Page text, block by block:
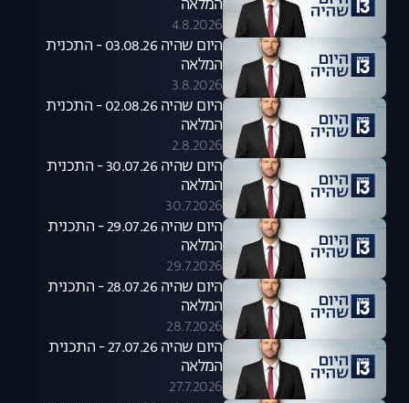
המלאה
4.8.2026
היום שהיה 03.08.26 - התכנית
המלאה
3.8.2026
היום שהיה 02.08.26 - התכנית
המלאה
2.8.2026
היום שהיה 30.07.26 - התכנית
המלאה
30.7.2026
היום שהיה 29.07.26 - התכנית
המלאה
29.7.2026
היום שהיה 28.07.26 - התכנית
המלאה
28.7.2026
היום שהיה 27.07.26 - התכנית
המלאה
27.7.2026